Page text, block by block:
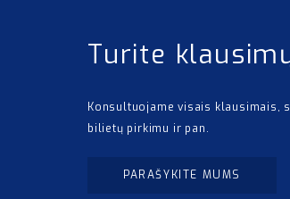
Turite
Konsultuojame visais klausimais,
bilietų pirkimu ir pan.
PARAŠYKITE MUMS